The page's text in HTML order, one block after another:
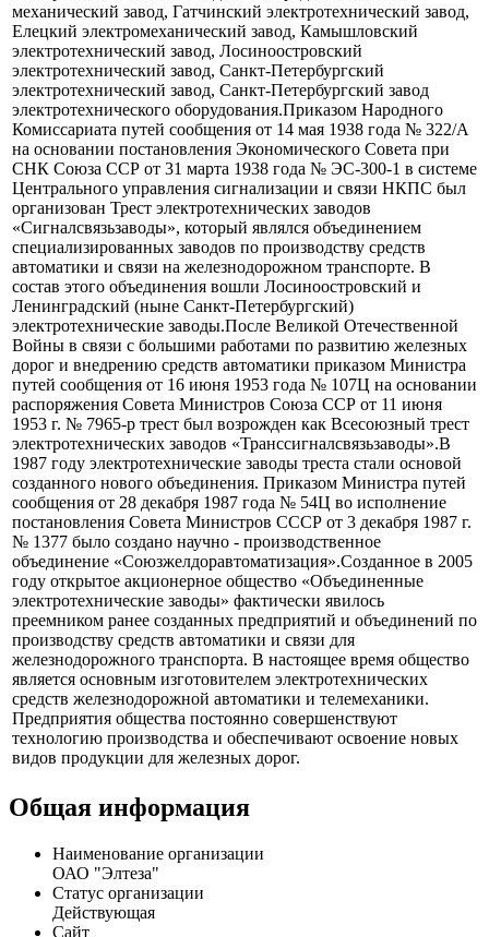
железнодорожного транспорта и является дочерним
обществом открытого акционерного общества «Российские
железные дороги». В состав общества входят Армавирский
электромеханический завод, Волгоградсткий литейно-
механический завод, Гатчинский электротехнический завод,
Елецкий электромеханический завод, Камышловский
электротехнический завод, Лосиноостровский
электротехнический завод, Санкт-Петербургский
электротехнический завод, Санкт-Петербургский завод
электротехнического оборудования.Приказом Народного
Комиссариата путей сообщения от 14 мая 1938 года № 322/А
на основании постановления Экономического Совета при
СНК Союза ССР от 31 марта 1938 года № ЭС-300-1 в системе
Центрального управления сигнализации и связи НКПС был
организован Трест электротехнических заводов
«Сигналсвязьзаводы», который являлся объединением
специализированных заводов по производству средств
автоматики и связи на железнодорожном транспорте. В
состав этого объединения вошли Лосиноостровский и
Ленинградский (ныне Санкт-Петербургский)
электротехнические заводы.После Великой Отечественной
Войны в связи с большими работами по развитию железных
дорог и внедрению средств автоматики приказом Министра
путей сообщения от 16 июня 1953 года № 107Ц на основании
распоряжения Совета Министров Союза ССР от 11 июня
1953 г. № 7965-р трест был возрожден как Всесоюзный трест
электротехнических заводов «Транссигналсвязьзаводы».В
1987 году электротехнические заводы треста стали основой
созданного нового объединения. Приказом Министра путей
сообщения от 28 декабря 1987 года № 54Ц во исполнение
постановления Совета Министров СССР от 3 декабря 1987 г.
№ 1377 было создано научно - производственное
объединение «Союзжелдоравтоматизация».Созданное в 2005
году открытое акционерное общество «Объединенные
электротехнические заводы» фактически явилось
преемником ранее созданных предприятий и объединений по
производству средств автоматики и связи для
железнодорожного транспорта. В настоящее время общество
является основным изготовителем электротехнических
средств железнодорожной автоматики и телемеханики.
Предприятия общества постоянно совершенствуют
технологию производства и обеспечивают освоение новых
Общая информация
Наименование организации